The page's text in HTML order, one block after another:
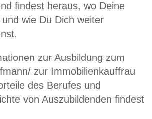
findest heraus, wo Deine
wie Du Dich weiter
zur Ausbildung zum
zur Immobilienkauffrau
des Berufes und
von Auszubildenden findest